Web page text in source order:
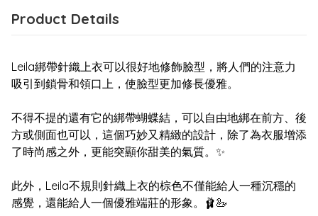
Product Details
Leila綁帶針織上衣可以很好地修飾臉型，將人們的注意力
吸引到鎖骨和領口上，使臉型更加修長優雅。
不得不提的還有它的綁帶蝴蝶結，可以自由地綁在前方、後
方或側面也可以，這個巧妙又精緻的設計，除了為衣服增添
了時尚感之外，更能突顯你甜美的氣質。✨
此外，Leila不規則針織上衣的棕色不僅能給人一種沉穩的
感覺，還能給人一個優雅端莊的形象。🩰🦢